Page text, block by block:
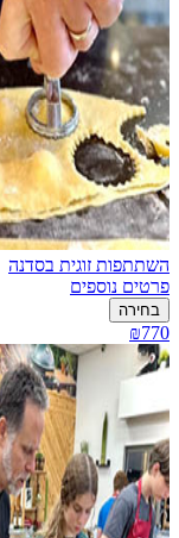
השתתפות זוגית בסדנה
פרטים נוספים
בחירה
₪770